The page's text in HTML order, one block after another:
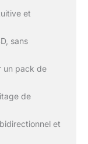
et
sans
un pack de
de
et